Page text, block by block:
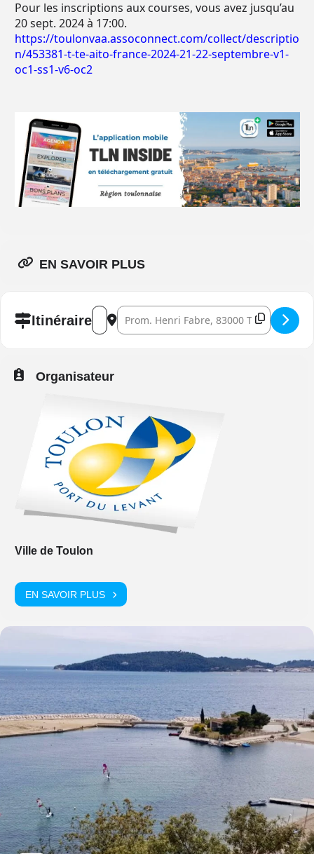
Pour les inscriptions aux courses, vous avez jusqu’au
20 sept. 2024 à 17:00.
https://toulonvaa.assoconnect.com/collect/descriptio
n/453381-t-te-aito-france-2024-21-22-septembre-v1-
oc1-ss1-v6-oc2
EN SAVOIR PLUS
ItinéraireAddress - Te Aito Event 2024 []
Destination Address - Te Aito Event 2024
Organisateur
Ville de Toulon
EN SAVOIR PLUS